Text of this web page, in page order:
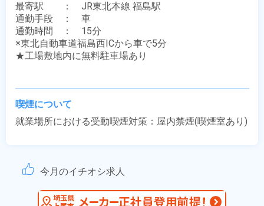
最寄駅　　：　JR東北本線 福島駅
通勤手段　：　車
通勤時間　：　15分
※東北自動車道福島西ICから車で5分
★工場敷地内に無料駐車場あり
喫煙について
就業場所における受動喫煙対策：屋内禁煙(喫煙室あり)
今月のイチオシ求人